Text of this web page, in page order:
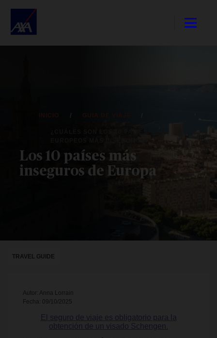
INICIO GUIA DE VIAJE
Los 10 países más
inseguros de Europa
TRAVEL GUIDE
Autor: Anna Lorrain
Fecha: 09/10/2025
El seguro de viaje es obligatorio para la
obtención de un visado Schengen.